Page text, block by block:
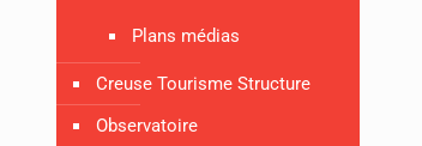
Plans médias
Creuse Tourisme Structure
Observatoire